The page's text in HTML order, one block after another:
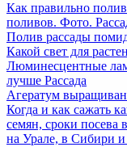
Как правильно
поливов. Фото.
Полив рассады
Какой свет для
Люминесцентные
лучше Рассада
Агератум
Когда и как сажать
семян, сроки посева
на Урале, в Сибири и